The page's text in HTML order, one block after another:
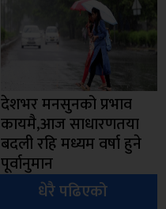
देशभर मनसुनको प्रभाव
कायमै,आज साधारणतया
बदली रहि मध्यम वर्षा हुने
पूर्वानुमान
धेरै पढिएको